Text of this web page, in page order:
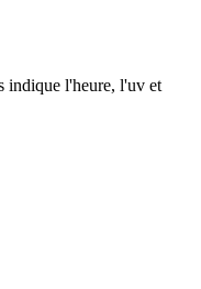
indique l'heure, l'uv et